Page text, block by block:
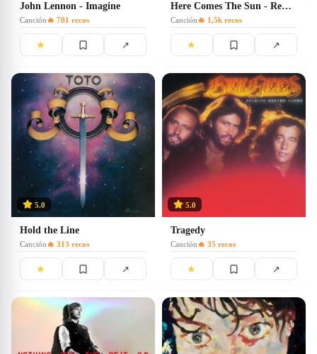
John Lennon - Imagine
Canción 🔥 781 recos
★ ↗
Here Comes The Sun - Remastered 2009
Canción 🔥 1,5k recos
★ ↗
5.0
Hold the Line
Canción 🔥 313 recos
★ ↗
5.0
Tragedy
Canción 🔥 35 recos
★ ↗